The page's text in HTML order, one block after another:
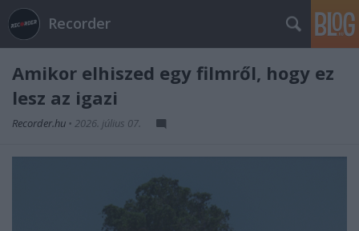
Recorder
Amikor elhiszed egy filmről, hogy ez
lesz az igazi
Recorder.hu • 2026. július 07.